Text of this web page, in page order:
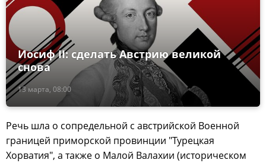
13 марта, 08:00
Иосиф II: сделать Австрию великой
снова
Речь шла о сопредельной с австрийской Военной
границей приморской провинции "Турецкая
Хорватия", а также о Малой Валахии (историческом